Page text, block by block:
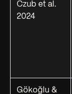
Czub et al.
2024
Gökoğlu &